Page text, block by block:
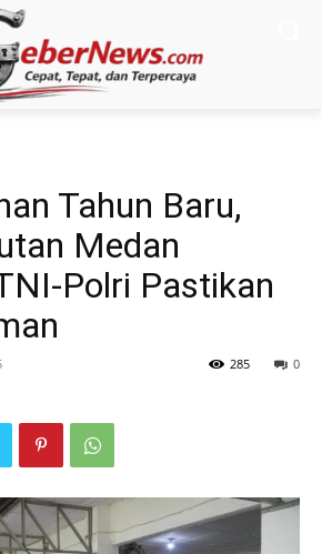
Tahun Baru,
Medan
Polri Pastikan
0
285